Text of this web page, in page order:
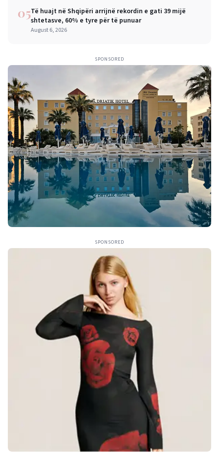
05Të huajt në Shqipëri arrijnë rekordin e gati 39 mijë
shtetasve, 60% e tyre për të punuar
August 6, 2026
SPONSORED
SPONSORED